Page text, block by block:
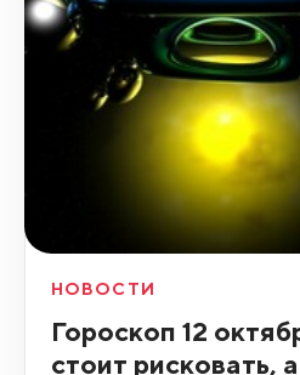
НОВОСТИ
Гороскоп 12
стоит рисковать,